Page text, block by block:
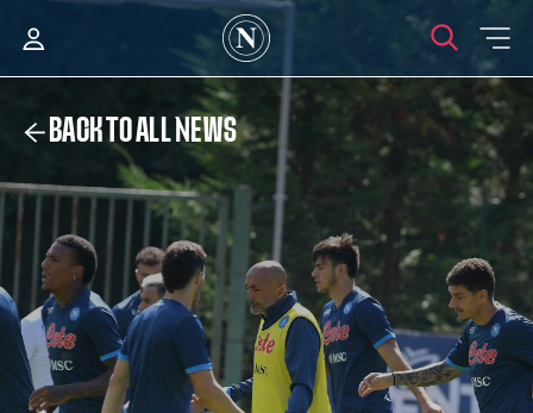
BACK TO ALL NEWS